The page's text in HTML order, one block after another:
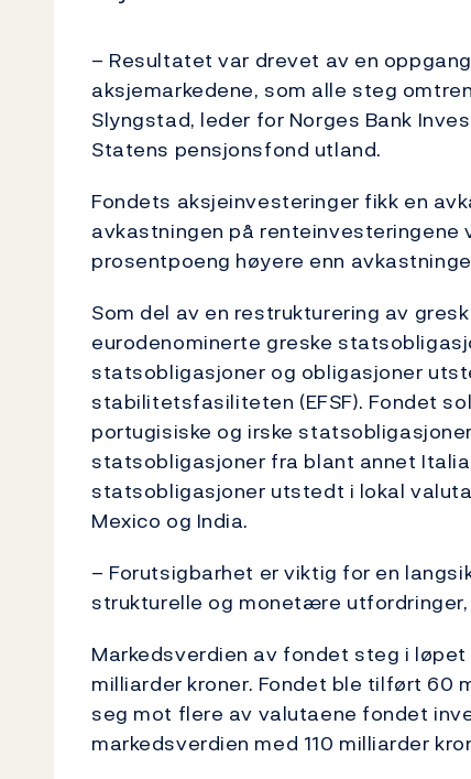
– Resultatet var drevet av en
aksjemarkedene, som alle steg
Slyngstad, leder for Norges Bank
Statens pensjonsfond utland.
Fondets aksjeinvesteringer fikk en
avkastningen på renteinvesteringene
prosentpoeng høyere enn
Som del av en restrukturering av
eurodenominerte greske
statsobligasjoner og obligasjoner
stabilitetsfasiliteten (EFSF). Fondet
portugisiske og irske
statsobligasjoner fra blant annet
statsobligasjoner utstedt i lokal
Mexico og India.
– Forutsigbarhet er viktig for en
strukturelle og monetære
Markedsverdien av fondet steg i
milliarder kroner. Fondet ble tilført 60
seg mot flere av valutaene fondet
markedsverdien med 110 milliarder